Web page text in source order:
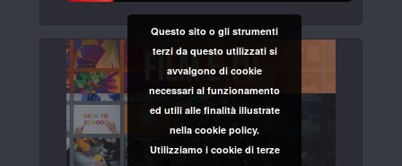
Questo sito o gli strumenti
terzi da questo utilizzati si
avvalgono di cookie
necessari al funzionamento
ed utili alle finalità illustrate
nella cookie policy.
Utilizziamo i cookie di terze